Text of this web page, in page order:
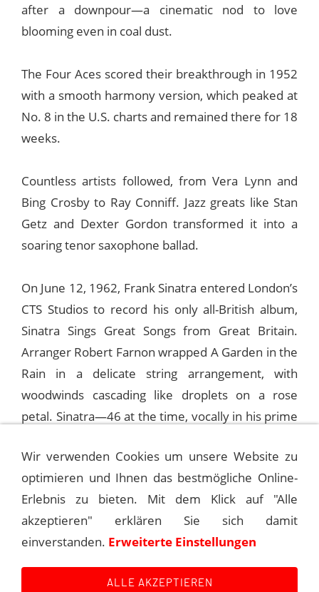
after a downpour—a cinematic nod to love
blooming even in coal dust.
The Four Aces scored their breakthrough in 1952
with a smooth harmony version, which peaked at
No. 8 in the U.S. charts and remained there for 18
weeks.
Countless artists followed, from Vera Lynn and
Bing Crosby to Ray Conniff. Jazz greats like Stan
Getz and Dexter Gordon transformed it into a
soaring tenor saxophone ballad.
On June 12, 1962, Frank Sinatra entered London’s
CTS Studios to record his only all-British album,
Sinatra Sings Great Songs from Great Britain.
Arranger Robert Farnon wrapped A Garden in the
Rain in a delicate string arrangement, with
woodwinds cascading like droplets on a rose
petal. Sinatra—46 at the time, vocally in his prime
each syllable as though caressing a memory,
ensuring it would never fade. No big-band
fanfare, just intimate chamber-music purity.
© Andreas Kroniger for Sinatra – The Main Event
Wir verwenden Cookies um unsere Website zu
optimieren und Ihnen das bestmögliche Online-
Erlebnis zu bieten. Mit dem Klick auf "Alle
akzeptieren" erklären Sie sich damit
einverstanden. Erweiterte Einstellungen
ALLE AKZEPTIEREN